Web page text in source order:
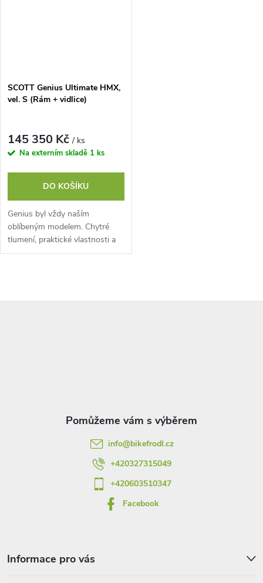
SCOTT Genius Ultimate HMX,
vel. S (Rám + vidlice)
145 350 Kč/ ks
Na externím skladě 1 ks
DO KOŠÍKU
Genius byl vždy naším
oblíbeným modelem. Chytré
tlumení, praktické vlastnosti a
nejvytříbenější design tvoří
y
info@bikefrodl.cz
+420327315049
+420603510347
Facebook
Informace pro vás